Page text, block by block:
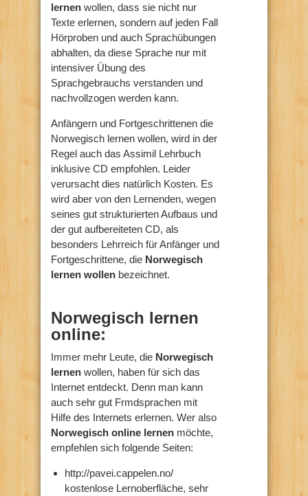
lernen wollen, dass sie nicht nur
Texte erlernen, sondern auf jeden Fall
Hörproben und auch Sprachübungen
abhalten, da diese Sprache nur mit
intensiver Übung des
Sprachgebrauchs verstanden und
nachvollzogen werden kann.
Anfängern und Fortgeschrittenen die
Norwegisch lernen wollen, wird in der
Regel auch das Assimil Lehrbuch
inklusive CD empfohlen. Leider
verursacht dies natürlich Kosten. Es
wird aber von den Lernenden, wegen
seines gut strukturierten Aufbaus und
der gut aufbereiteten CD, als
besonders Lehrreich für Anfänger und
Fortgeschrittene, die Norwegisch
lernen wollen bezeichnet.
Norwegisch lernen
online:
Immer mehr Leute, die Norwegisch
lernen wollen, haben für sich das
Internet entdeckt. Denn man kann
auch sehr gut Frmdsprachen mit
Hilfe des Internets erlernen. Wer also
Norwegisch online lernen möchte,
empfehlen sich folgende Seiten:
http://pavei.cappelen.no/
kostenlose Lernoberfläche, sehr